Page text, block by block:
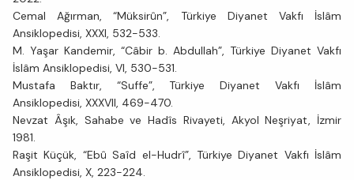
Cemal Ağırman, “Müksirûn”, Türkiye Diyanet Vakfı İslâm
Ansiklopedisi, XXXI, 532-533.
M. Yaşar Kandemir, “Câbir b. Abdullah”, Türkiye Diyanet Vakfı
İslâm Ansiklopedisi, VI, 530-531.
Mustafa Baktır, “Suffe”, Türkiye Diyanet Vakfı İslâm
Ansiklopedisi, XXXVII, 469-470.
Nevzat Âşık, Sahabe ve Hadîs Rivayeti, Akyol Neşriyat, İzmir
1981.
Raşit Küçük, “Ebû Saîd el-Hudrî”, Türkiye Diyanet Vakfı İslâm
Ansiklopedisi, X, 223-224.